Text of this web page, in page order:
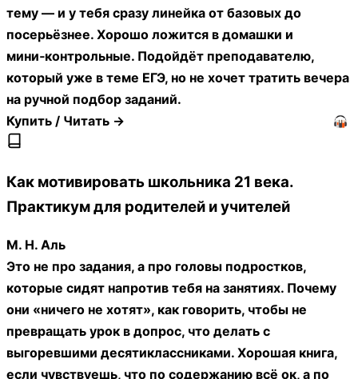
тему — и у тебя сразу линейка от базовых до
посерьёзнее. Хорошо ложится в домашки и
мини‑контрольные. Подойдёт преподавателю,
который уже в теме ЕГЭ, но не хочет тратить вечера
на ручной подбор заданий.
Купить / Читать →
Как мотивировать школьника 21 века.
Практикум для родителей и учителей
М. Н. Аль
Это не про задания, а про головы подростков,
которые сидят напротив тебя на занятиях. Почему
они «ничего не хотят», как говорить, чтобы не
превращать урок в допрос, что делать с
выгоревшими десятиклассниками. Хорошая книга,
если чувствуешь, что по содержанию всё ок, а по